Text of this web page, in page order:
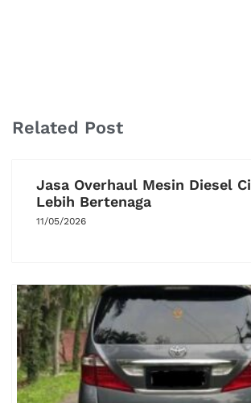
Related Post
Jasa Overhaul Mesin Diesel
Lebih Bertenaga
11/05/2026